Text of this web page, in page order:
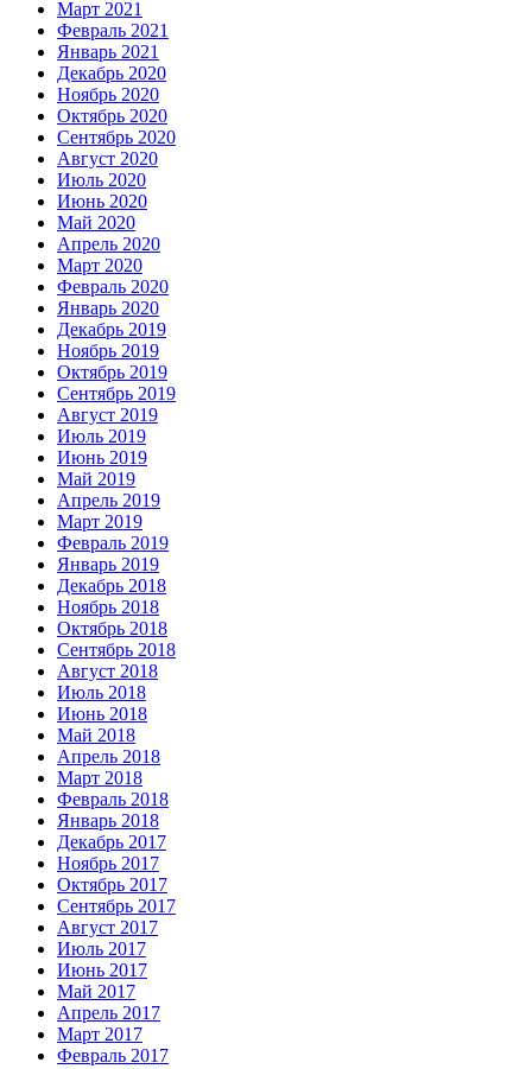
Март 2021
Февраль 2021
Январь 2021
Декабрь 2020
Ноябрь 2020
Октябрь 2020
Сентябрь 2020
Август 2020
Июль 2020
Июнь 2020
Май 2020
Апрель 2020
Март 2020
Февраль 2020
Январь 2020
Декабрь 2019
Ноябрь 2019
Октябрь 2019
Сентябрь 2019
Август 2019
Июль 2019
Июнь 2019
Май 2019
Апрель 2019
Март 2019
Февраль 2019
Январь 2019
Декабрь 2018
Ноябрь 2018
Октябрь 2018
Сентябрь 2018
Август 2018
Июль 2018
Июнь 2018
Май 2018
Апрель 2018
Март 2018
Февраль 2018
Январь 2018
Декабрь 2017
Ноябрь 2017
Октябрь 2017
Сентябрь 2017
Август 2017
Июль 2017
Июнь 2017
Май 2017
Апрель 2017
Март 2017
Февраль 2017